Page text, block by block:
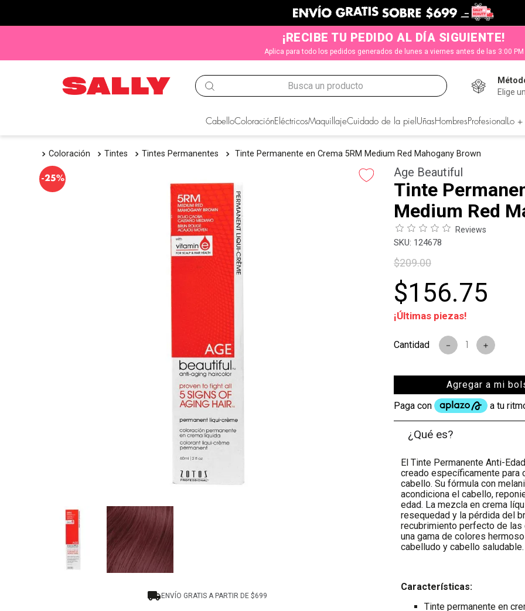
¡RECIBE TU PEDIDO AL DÍA SIGUIENTE!
Aplica para todo los pedidos generados de lunes a viernes antes de las 3:00 PM
Busca un producto
Elige
CabelloColoraciónEléctricosMaquillajeCuidado de la piel Uñas Hombres Profesional Lo
Coloración Tintes Tintes Permanentes Tinte Permanente en Crema 5RM Medium Red Mahogany Brown
-25%
ENVÍO GRATIS A PARTIR DE $699
Age Beautiful
Tinte
Medium Red
Reviews
: 124678
$209.00
$156.75
¡Últimas piezas!
＋
－
Agregar a mi
¿Qué es?
El Tinte Permanente Anti-
creado específicamente
cabello. Su fórmula con
acondiciona el cabello,
edad. La mezcla en crema
resequedad y la pérdida del
recubrimiento perfecto de las
una gama de colores
cabelludo y cabello saludable.
Características:
Tinte permanente en
TÉRMINOS MÁS BUSCADOS
2. igora
4. ion
5. olaplex
6. manic panic
7. protectores termicos